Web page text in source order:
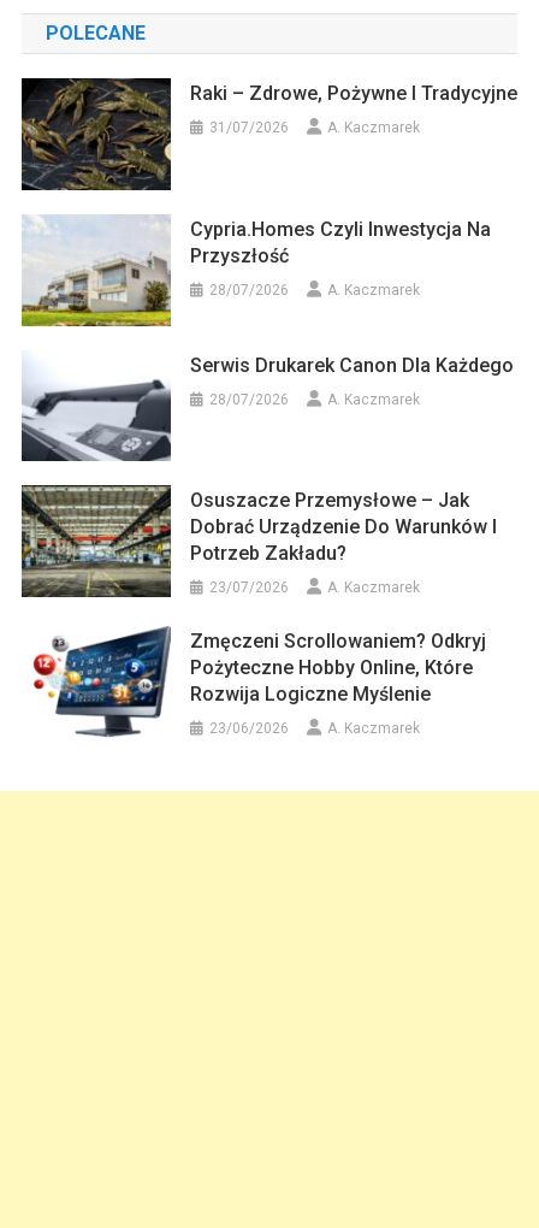
POLECANE
Raki – Zdrowe, Pożywne I Tradycyjne
31/07/2026 A. Kaczmarek
Cypria.homes Czyli Inwestycja Na
Przyszłość
28/07/2026 A. Kaczmarek
Serwis Drukarek Canon Dla Każdego
28/07/2026 A. Kaczmarek
Osuszacze Przemysłowe – Jak
Dobrać Urządzenie Do Warunków I
Potrzeb Zakładu?
23/07/2026 A. Kaczmarek
Zmęczeni Scrollowaniem? Odkryj
Pożyteczne Hobby Online, Które
Rozwija Logiczne Myślenie
23/06/2026 A. Kaczmarek